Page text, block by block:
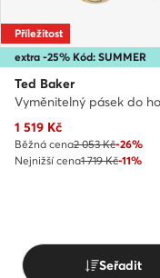
extra -25% Kód: SUMMER
Příležitost
Ted Baker
Aktuální cena
1 519 Kč
Běžná cena2 053 Kč-26%
Nejnižší cena1 719 Kč-11%
Seřadit